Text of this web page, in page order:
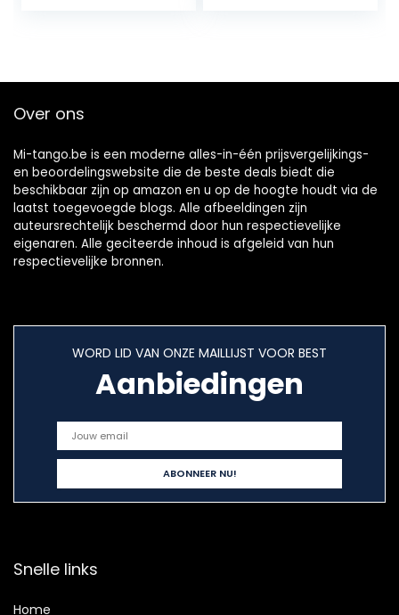
Over ons
Mi-tango.be is een moderne alles-in-één prijsvergelijkings-
en beoordelingswebsite die de beste deals biedt die
beschikbaar zijn op amazon en u op de hoogte houdt via de
laatst toegevoegde blogs. Alle afbeeldingen zijn
auteursrechtelijk beschermd door hun respectievelijke
eigenaren. Alle geciteerde inhoud is afgeleid van hun
respectievelijke bronnen.
WORD LID VAN ONZE MAILLIJST VOOR BEST
Aanbiedingen
Snelle links
Home